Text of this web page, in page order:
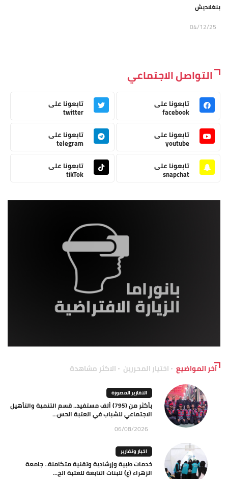
بنغلاديش
04/12/25
التواصل الاجتماعي
تابعونا على
facebook
تابعونا على
twitter
تابعونا على
youtube
تابعونا على
telegram
تابعونا على
snapchat
تابعونا على
tikTok
آخر المواضيع اختيار المحررين الاكثر مشاهدة
التقارير المصورة
بأكثر من (795) ألف مستفيد.. قسم التنمية والتأهيل
الاجتماعي للشباب في العتبة الحس...
06/08/2026
اخبار وتقارير
خدمات طبية وإرشادية وتقنية متكاملة.. جامعة
الزهراء (ع) للبنات التابعة للعتبة الح...